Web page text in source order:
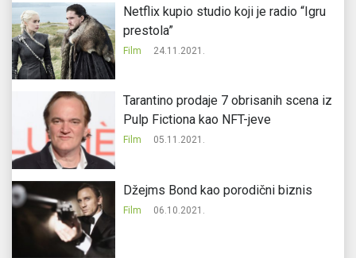
Netflix kupio studio koji je radio “Igru
prestola”
Film 24.11.2021.
Tarantino prodaje 7 obrisanih scena iz
Pulp Fictiona kao NFT-jeve
Film 05.11.2021.
Džejms Bond kao porodični biznis
Film 06.10.2021.